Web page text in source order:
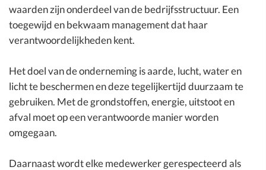
waarden zijn onderdeel van de bedrijfsstructuur. Een
toegewijd en bekwaam management dat haar
verantwoordelijkheden kent.
Het doel van de onderneming is aarde, lucht, water en
licht te beschermen en deze tegelijkertijd duurzaam te
gebruiken. Met de grondstoffen, energie, uitstoot en
afval moet op een verantwoorde manier worden
omgegaan.
Daarnaast wordt elke medewerker gerespecteerd als